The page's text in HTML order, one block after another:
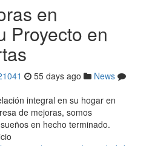
en
Proyecto en
55 days ago
News
integral en su hogar en
de mejoras, somos
en hecho terminado.